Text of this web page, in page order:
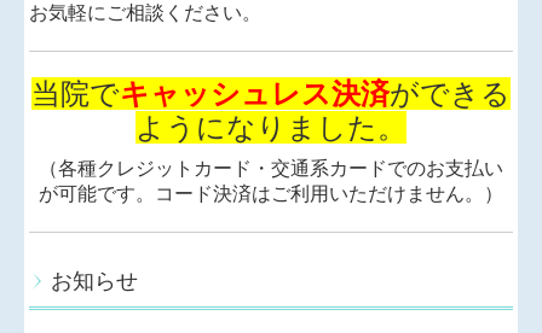
お気軽にご相談ください。
当院でキャッシュレス決済ができる
ようになりました。
（各種クレジットカード・交通系カードでのお支払い
が可能です。コード決済はご利用いただけません。）
お知らせ